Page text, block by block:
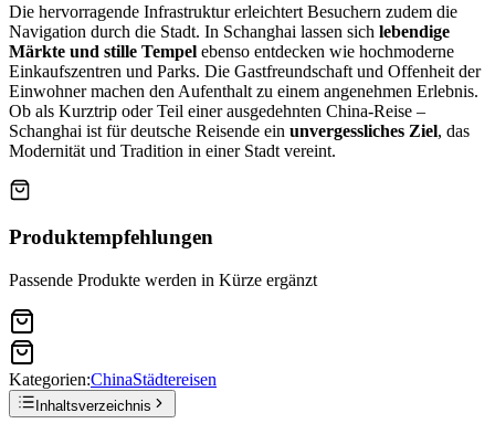
Die hervorragende Infrastruktur erleichtert Besuchern zudem die
Navigation durch die Stadt. In Schanghai lassen sich lebendige
Märkte und stille Tempel ebenso entdecken wie hochmoderne
Einkaufszentren und Parks. Die Gastfreundschaft und Offenheit der
Einwohner machen den Aufenthalt zu einem angenehmen Erlebnis.
Ob als Kurztrip oder Teil einer ausgedehnten China-Reise –
Schanghai ist für deutsche Reisende ein unvergessliches Ziel, das
Modernität und Tradition in einer Stadt vereint.
Produktempfehlungen
Passende Produkte werden in Kürze ergänzt
Kategorien:ChinaStädtereisen
Inhaltsverzeichnis